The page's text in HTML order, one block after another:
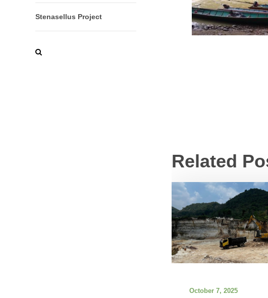
Stenasellus Project
Related
October 7, 2025